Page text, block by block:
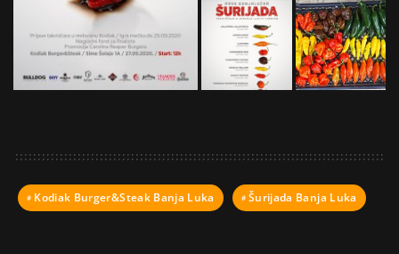
Kodiak Burger&Steak Banja Luka Šurijada Banja Luka